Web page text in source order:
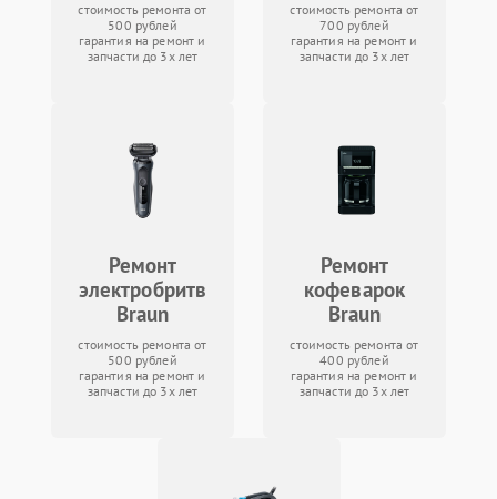
стоимость ремонта от
500 рублей
гарантия на ремонт и
запчасти до 3х лет
стоимость ремонта от
700 рублей
гарантия на ремонт и
запчасти до 3х лет
Ремонт
электробритв
Braun
стоимость ремонта от
500 рублей
гарантия на ремонт и
запчасти до 3х лет
Ремонт
кофеварок
Braun
стоимость ремонта от
400 рублей
гарантия на ремонт и
запчасти до 3х лет